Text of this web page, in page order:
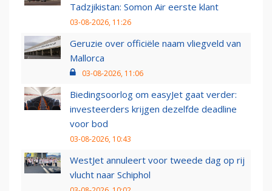
Tadzjikistan: Somon Air eerste klant
03-08-2026, 11:26
Geruzie over officiële naam vliegveld van
Mallorca
03-08-2026, 11:06
Biedingsoorlog om easyJet gaat verder:
investeerders krijgen dezelfde deadline
voor bod
03-08-2026, 10:43
WestJet annuleert voor tweede dag op rij
vlucht naar Schiphol